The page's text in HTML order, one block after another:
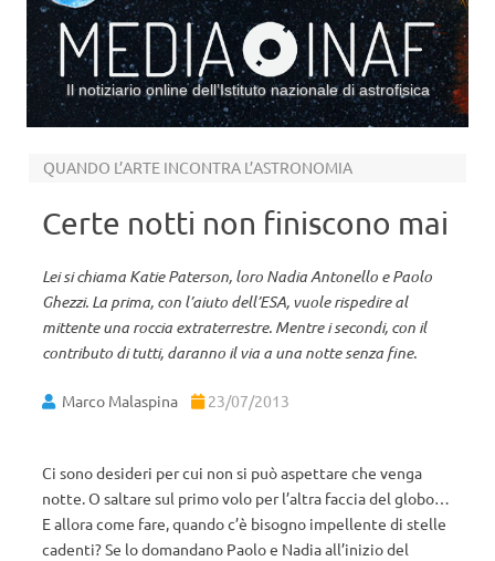
Il notiziario online dell’Istituto nazionale di astrofisica
QUANDO L’ARTE INCONTRA L’ASTRONOMIA
Certe notti non finiscono mai
Lei si chiama Katie Paterson, loro Nadia Antonello e Paolo
Ghezzi. La prima, con l’aiuto dell’ESA, vuole rispedire al
mittente una roccia extraterrestre. Mentre i secondi, con il
contributo di tutti, daranno il via a una notte senza fine.
Marco Malaspina 23/07/2013
Ci sono desideri per cui non si può aspettare che venga
notte. O saltare sul primo volo per l’altra faccia del globo…
E allora come fare, quando c’è bisogno impellente di stelle
cadenti? Se lo domandano Paolo e Nadia all’inizio del